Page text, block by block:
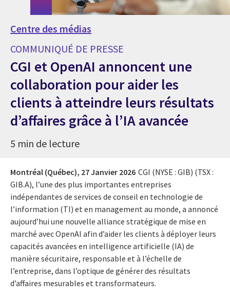
Centre des médias
COMMUNIQUÉ DE PRESSE
CGI et OpenAI annoncent une
collaboration pour aider les
clients à atteindre leurs résultats
d’affaires grâce à l’IA avancée
5 min de lecture
Montréal (Québec), 27 Janvier 2026 CGI (NYSE : GIB) (TSX :
GIB.A), l’une des plus importantes entreprises
indépendantes de services de conseil en technologie de
l’information (TI) et en management au monde, a annoncé
aujourd’hui une nouvelle alliance stratégique de mise en
marché avec OpenAI afin d’aider les clients à déployer leurs
capacités avancées en intelligence artificielle (IA) de
manière sécuritaire, responsable et à l’échelle de
l’entreprise, dans l’optique de générer des résultats
d’affaires mesurables et transformateurs.